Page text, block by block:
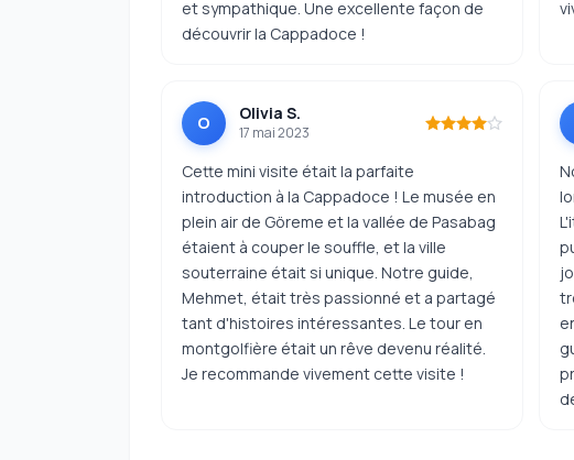
et sympathique. Une excellente façon de
découvrir la Cappadoce !
O Olivia S.
17 mai 2023
Cette mini visite était la parfaite
introduction à la Cappadoce ! Le musée en
plein air de Göreme et la vallée de Pasabag
étaient à couper le souffle, et la ville
souterraine était si unique. Notre guide,
Mehmet, était très passionné et a partagé
tant d'histoires intéressantes. Le tour en
montgolfière était un rêve devenu réalité.
Je recommande vivement cette visite !